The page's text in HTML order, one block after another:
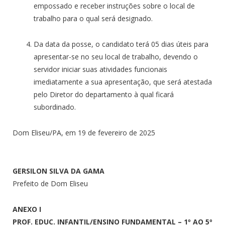
empossado e receber instruções sobre o local de
trabalho para o qual será designado.
Da data da posse, o candidato terá 05 dias úteis para
apresentar-se no seu local de trabalho, devendo o
servidor iniciar suas atividades funcionais
imediatamente a sua apresentação, que será atestada
pelo Diretor do departamento à qual ficará
subordinado.
Dom Eliseu/PA, em 19 de fevereiro de 2025
GERSILON SILVA DA GAMA
Prefeito de Dom Eliseu
ANEXO I
PROF. EDUC. INFANTIL/ENSINO FUNDAMENTAL – 1º AO 5º